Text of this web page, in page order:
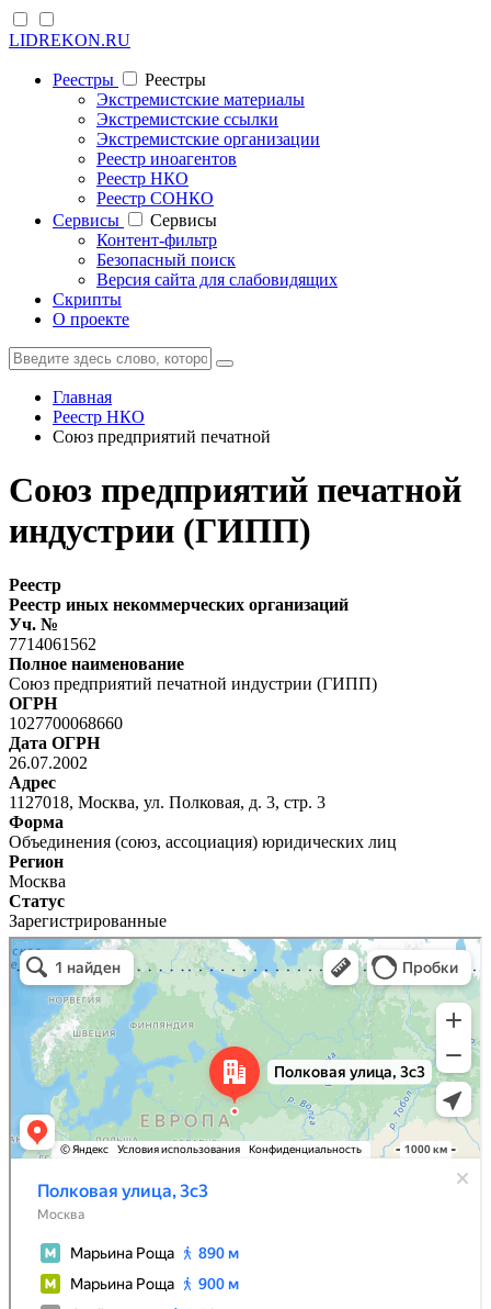
LIDREKON.RU
Реестры
Реестры
Экстремистские материалы
Экстремистские ссылки
Экстремистские организации
Реестр иноагентов
Реестр НКО
Реестр СОНКО
Cервисы
Cервисы
Контент-фильтр
Безопасный поиск
Версия сайта для слабовидящих
Скрипты
О проекте
Главная
Реестр НКО
Союз предприятий печатной
Союз предприятий печатной
индустрии (ГИПП)
Реестр
Реестр иных некоммерческих организаций
Уч. №
7714061562
Полное наименование
Союз предприятий печатной индустрии (ГИПП)
ОГРН
1027700068660
Дата ОГРН
26.07.2002
Адрес
1127018, Москва, ул. Полковая, д. 3, стр. 3
Форма
Объединения (союз, ассоциация) юридических лиц
Регион
Москва
Статус
Зарегистрированные